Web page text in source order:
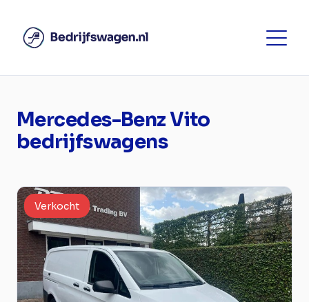
Mercedes-Benz Vito
bedrijfswagens
Verkocht